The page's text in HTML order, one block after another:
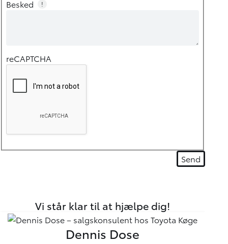
Besked
!
reCAPTCHA
Vi står klar til at hjælpe dig!
Dennis Dose